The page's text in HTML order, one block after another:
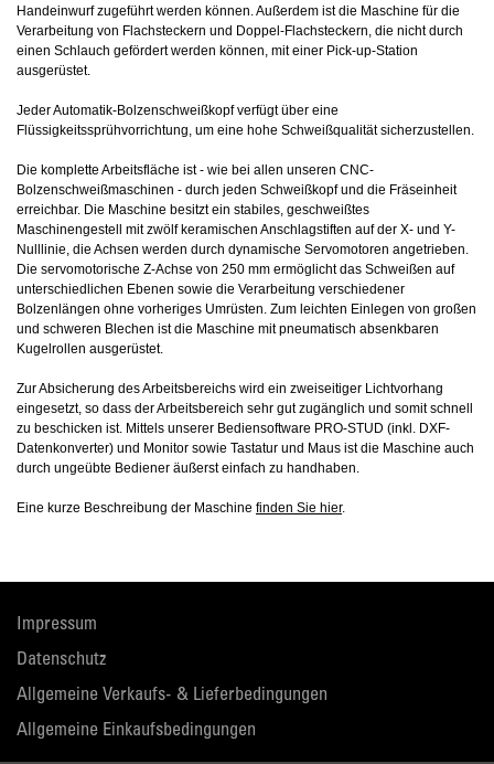
Handeinwurf zugeführt werden können. Außerdem ist die Maschine für die
Verarbeitung von Flachsteckern und Doppel-Flachsteckern, die nicht durch
einen Schlauch gefördert werden können, mit einer Pick-up-Station
ausgerüstet.
Jeder Automatik-Bolzenschweißkopf verfügt über eine
Flüssigkeitssprühvorrichtung, um eine hohe Schweißqualität sicherzustellen.
Die komplette Arbeitsfläche ist - wie bei allen unseren CNC-
Bolzenschweißmaschinen - durch jeden Schweißkopf und die Fräseinheit
erreichbar. Die Maschine besitzt ein stabiles, geschweißtes
Maschinengestell mit zwölf keramischen Anschlagstiften auf der X- und Y-
Nulllinie, die Achsen werden durch dynamische Servomotoren angetrieben.
Die servomotorische Z-Achse von 250 mm ermöglicht das Schweißen auf
unterschiedlichen Ebenen sowie die Verarbeitung verschiedener
Bolzenlängen ohne vorheriges Umrüsten. Zum leichten Einlegen von großen
und schweren Blechen ist die Maschine mit pneumatisch absenkbaren
Kugelrollen ausgerüstet.
Zur Absicherung des Arbeitsbereichs wird ein zweiseitiger Lichtvorhang
eingesetzt, so dass der Arbeitsbereich sehr gut zugänglich und somit schnell
zu beschicken ist. Mittels unserer Bediensoftware PRO-STUD (inkl. DXF-
Datenkonverter) und Monitor sowie Tastatur und Maus ist die Maschine auch
durch ungeübte Bediener äußerst einfach zu handhaben.
Eine kurze Beschreibung der Maschine finden Sie hier.
Impressum
Datenschutz
Allgemeine Verkaufs- & Lieferbedingungen
Allgemeine Einkaufsbedingungen